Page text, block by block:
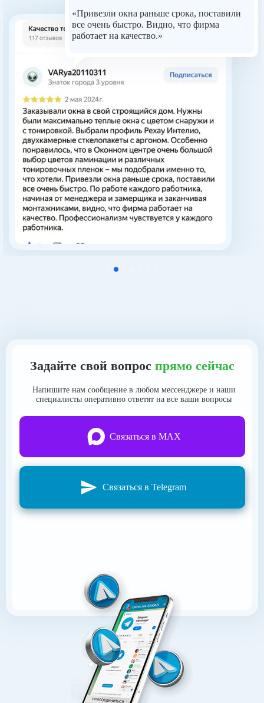
«Привезли окна раньше срока, поставили
все очень быстро. Видно, что фирма
работает на качество.»
Задайте свой вопрос прямо сейчас
Напишите нам сообщение в любом мессенджере и наши
специалисты оперативно ответят на все ваши вопросы
Связаться в MAX
Связаться в Telegram